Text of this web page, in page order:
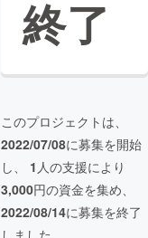
終了
このプロジェクトは、
2022/07/08に募集を開始
し、 1 人の支援により
3,000円の資金を集め、
2022/08/14に募集を終了
しました